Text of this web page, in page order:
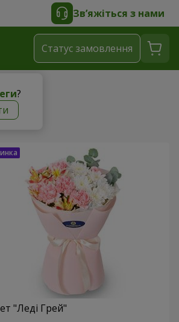
Зв’яжіться з нами
?
Статус замовлення
"Леді Грей"